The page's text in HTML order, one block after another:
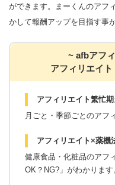
ができます。まーくんのアフ
かして報酬アップを目指す事
~ afbアフ
アフィリエイト
アフィリエイト繁忙
月ごと・季節ごとのアフ
アフィリエイト×薬機
健康食品・化粧品のアフ
OK？NG?」がわかります